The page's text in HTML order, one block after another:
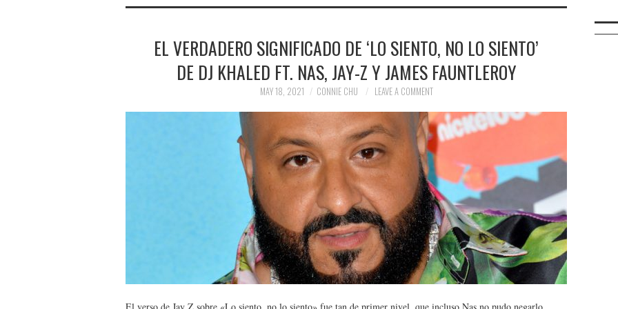
EL VERDADERO SIGNIFICADO DE ‘LO SIENTO, NO LO SIENTO’
DE DJ KHALED FT. NAS, JAY-Z Y JAMES FAUNTLEROY
MAY 18, 2021 CONNIE CHU LEAVE A COMMENT
El verso de Jay Z sobre «Lo siento, no lo siento» fue tan de primer nivel, que incluso Nas no pudo negarlo.